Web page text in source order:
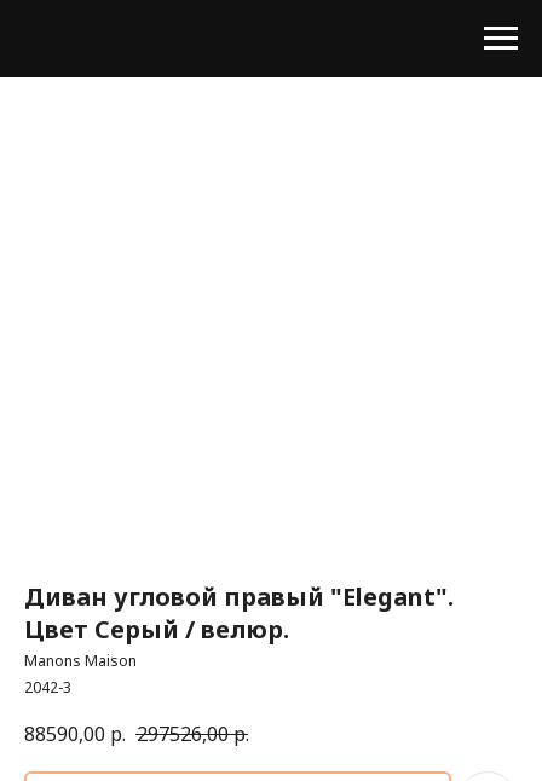
Диван угловой правый "Elegant".
Цвет Серый / велюр.
Manons Maison
2042-3
88590,00 р. 297526,00р.